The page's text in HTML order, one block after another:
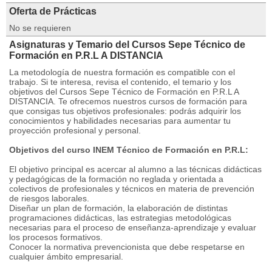
Oferta de Prácticas
No se requieren
Asignaturas y Temario del Cursos Sepe Técnico de
Formación en P.R.L A DISTANCIA
La metodología de nuestra formación es compatible con el
trabajo. Si te interesa, revisa el contenido, el temario y los
objetivos del Cursos Sepe Técnico de Formación en P.R.L A
DISTANCIA. Te ofrecemos nuestros cursos de formación para
que consigas tus objetivos profesionales: podrás adquirir los
conocimientos y habilidades necesarias para aumentar tu
proyección profesional y personal.
Objetivos del curso INEM Técnico de Formación en P.R.L:
El objetivo principal es acercar al alumno a las técnicas didácticas
y pedagógicas de la formación no reglada y orientada a
colectivos de profesionales y técnicos en materia de prevención
de riesgos laborales.
Diseñar un plan de formación, la elaboración de distintas
programaciones didácticas, las estrategias metodológicas
necesarias para el proceso de enseñanza-aprendizaje y evaluar
los procesos formativos.
Conocer la normativa prevencionista que debe respetarse en
cualquier ámbito empresarial.